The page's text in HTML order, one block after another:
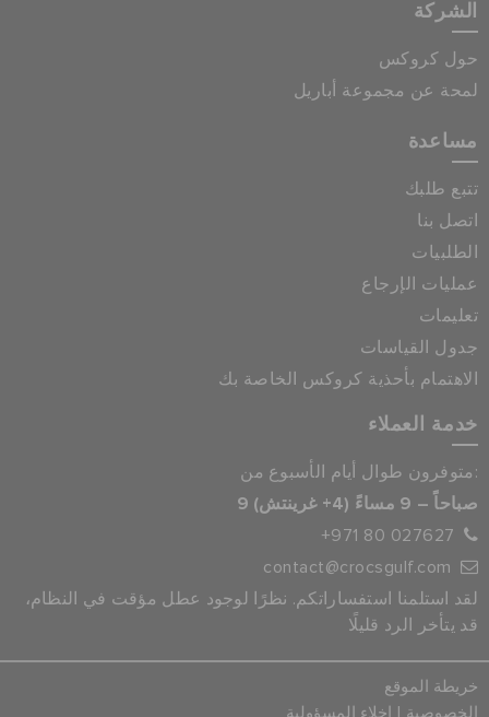
الشركة
حول كروكس
لمحة عن مجموعة أباريل
مساعدة
تتبع طلبك
اتصل بنا
الطلبيات
عمليات الإرجاع
تعليمات
جدول القياسات
الاهتمام بأحذية كروكس الخاصة بك
خدمة العملاء
متوفرون طوال أيام الأسبوع من:
9 صباحاً – 9 مساءً (4+ غرينتش)
+971 80 027627
contact@crocsgulf.com
لقد استلمنا استفساراتكم. نظرًا لوجود عطل مؤقت في النظام،
قد يتأخر الرد قليلًا
خريطة الموقع
الخصوصية
إخلاء المسؤولية